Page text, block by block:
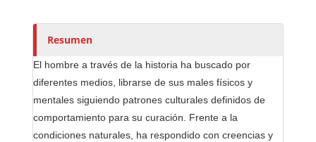
o
e
s
/
a
s
Resumen
El hombre a través de la historia ha buscado por
diferentes medios, librarse de sus males físicos y
mentales siguiendo patrones culturales definidos de
comportamiento para su curación. Frente a la
condiciones naturales, ha respondido con creencias y